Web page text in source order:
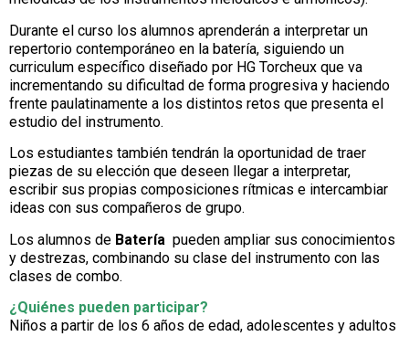
Durante el curso los alumnos aprenderán a interpretar un
repertorio contemporáneo en la batería, siguiendo un
curriculum específico diseñado por HG Torcheux que va
incrementando su dificultad de forma progresiva y haciendo
frente paulatinamente a los distintos retos que presenta el
estudio del instrumento.
Los estudiantes también tendrán la oportunidad de traer
piezas de su elección que deseen llegar a interpretar,
escribir sus propias composiciones rítmicas e intercambiar
ideas con sus compañeros de grupo.
Los alumnos de Batería pueden ampliar sus conocimientos
y destrezas, combinando su clase del instrumento con las
clases de combo.
¿Quiénes pueden participar?
Niños a partir de los 6 años de edad, adolescentes y adultos